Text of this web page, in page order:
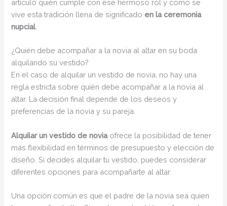
artículo quién cumple con ese hermoso rol y cómo se
vive esta tradición llena de significado en la ceremonia
nupcial.
¿Quién debe acompañar a la novia al altar en su boda
alquilando su vestido?
En el caso de alquilar un vestido de novia, no hay una
regla estricta sobre quién debe acompañar a la novia al
altar. La decisión final depende de los deseos y
preferencias de la novia y su pareja.
Alquilar un vestido de noviaofrece la posibilidad de tener
más flexibilidad en términos de presupuesto y elección de
diseño. Si decides alquilar tu vestido, puedes considerar
diferentes opciones para acompañarte al altar.
Una opción común es que el padre de la novia sea quien